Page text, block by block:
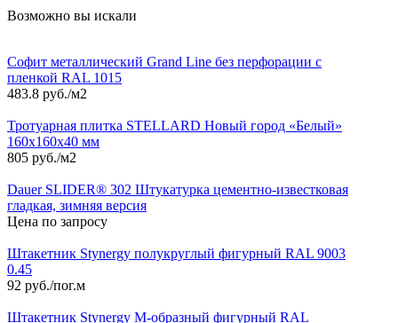
Возможно вы искали
Софит металлический Grand Line без перфорации с
пленкой RAL 1015
483.8 руб./м2
Тротуарная плитка STELLARD Новый город «Белый»
160х160х40 мм
805 руб./м2
Dauer SLIDER® 302 Штукатурка цементно-известковая
гладкая, зимняя версия
Цена по запросу
Штакетник Stynergy полукруглый фигурный RAL 9003
0.45
92 руб./пог.м
Штакетник Stynergy М-образный фигурный RAL